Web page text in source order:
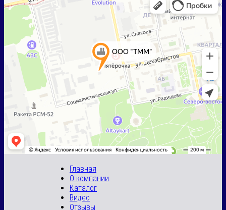
Главная
О компании
Каталог
Видео
Отзывы